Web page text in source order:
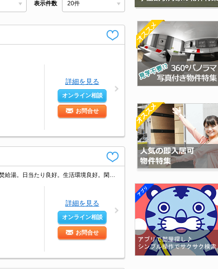
表示件数
詳細を見る
オンライン相談
お問合せ
詳細を見る
オンライン相談
お問合せ